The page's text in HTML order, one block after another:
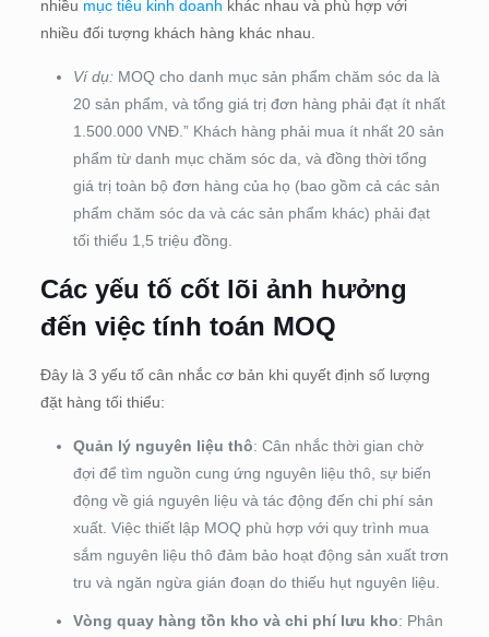
nhiều mục tiêu kinh doanh khác nhau và phù hợp với
nhiều đối tượng khách hàng khác nhau.
Ví dụ: MOQ cho danh mục sản phẩm chăm sóc da là
20 sản phẩm, và tổng giá trị đơn hàng phải đạt ít nhất
1.500.000 VNĐ.” Khách hàng phải mua ít nhất 20 sản
phẩm từ danh mục chăm sóc da, và đồng thời tổng
giá trị toàn bộ đơn hàng của họ (bao gồm cả các sản
phẩm chăm sóc da và các sản phẩm khác) phải đạt
tối thiểu 1,5 triệu đồng.
Các yếu tố cốt lõi ảnh hưởng
đến việc tính toán MOQ
Đây là 3 yếu tố cân nhắc cơ bản khi quyết định số lượng
đặt hàng tối thiểu:
Quản lý nguyên liệu thô: Cân nhắc thời gian chờ
đợi để tìm nguồn cung ứng nguyên liệu thô, sự biến
động về giá nguyên liệu và tác động đến chi phí sản
xuất. Việc thiết lập MOQ phù hợp với quy trình mua
sắm nguyên liệu thô đảm bảo hoạt động sản xuất trơn
tru và ngăn ngừa gián đoạn do thiếu hụt nguyên liệu.
Vòng quay hàng tồn kho và chi phí lưu kho: Phân